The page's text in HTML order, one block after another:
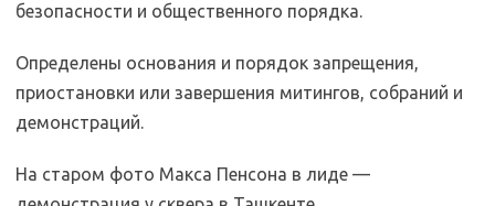
безопасности и общественного порядка.
Определены основания и порядок запрещения,
приостановки или завершения митингов, собраний и
демонстраций.
На старом фото Макса Пенсона в лиде —